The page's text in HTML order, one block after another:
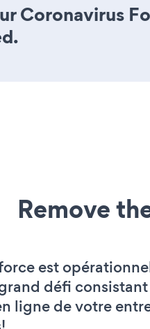
Coronavirus
Remove
est
défi consistant
ligne de votre